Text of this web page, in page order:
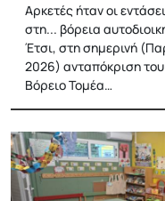
Αρκετές ήταν οι
στη... βόρεια
Έτσι, στη σημερινή
2026) ανταπόκριση
Βόρειο Τομέα…